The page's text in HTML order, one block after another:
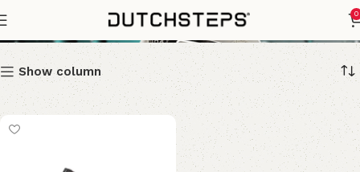
0
Air Jordan 1 Retro Low
Show column